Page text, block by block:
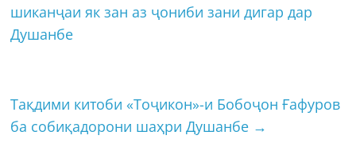
шиканҷаи як зан аз ҷониби зани дигар дар
Душанбе
Тақдими китоби «Тоҷикон»-и Бобоҷон Ғафуров
ба собиқадорони шаҳри Душанбе →